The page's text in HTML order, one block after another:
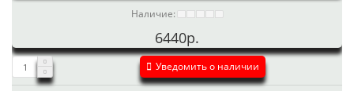
Наличие:
6440р.
Уведомить о наличии